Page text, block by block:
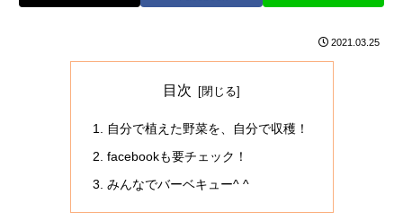
2021.03.25
目次
自分で植えた野菜を、自分で収穫！
facebookも要チェック！
みんなでバーベキュー^ ^